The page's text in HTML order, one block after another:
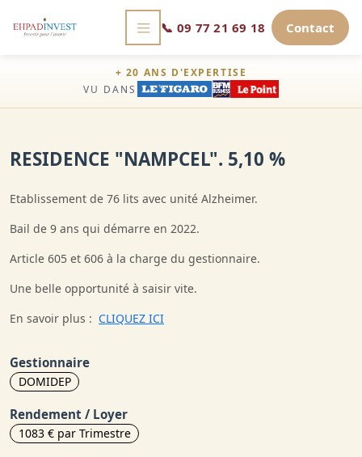
📞 09 77 21 69 18 Contact
+ 20 ANS D'EXPERTISE
VU DANS
RESIDENCE "NAMPCEL". 5,10 %
Etablissement de 76 lits avec unité Alzheimer.
Bail de 9 ans qui démarre en 2022.
Article 605 et 606 à la charge du gestionnaire.
Une belle opportunité à saisir vite.
En savoir plus : CLIQUEZ ICI
Gestionnaire
DOMIDEP
Rendement / Loyer
1083 € par Trimestre